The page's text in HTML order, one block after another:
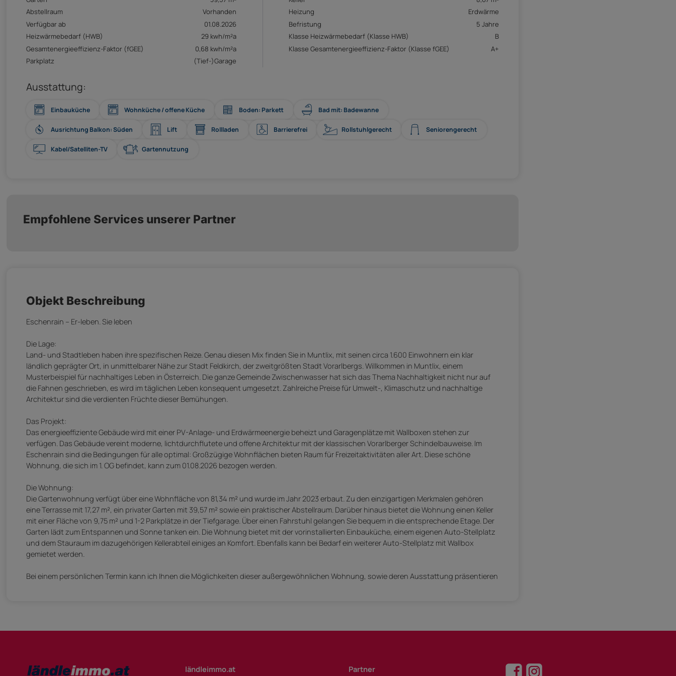
Abstellraum
Vorhanden Heizung
Erdwärme
Verfügbar ab
01.08.2026 Befristung
5 Jahre
Heizwärmebedarf (HWB)
29 kwh/m²a Klasse Heizwärmebedarf (Klasse HWB)
B
Gesamtenergieeffizienz-Faktor (fGEE)
0,68 kwh/m²a Klasse Gesamtenergieeffizienz-Faktor (Klasse fGEE)
A+
Parkplatz
(Tief-)Garage
Ausstattung:
Einbauküche Wohnküche / offene Küche Boden: Parkett Bad mit: Badewanne
Ausrichtung Balkon: Süden Lift Rollladen Barrierefrei Rollstuhlgerecht Seniorengerecht
Kabel/Satelliten-TV Gartennutzung
Empfohlene Services unserer Partner
Objekt Beschreibung
Eschenrain – Er-leben. Sie leben
Die Lage:
Land- und Stadtleben haben ihre spezifischen Reize. Genau diesen Mix finden Sie in Muntlix, mit seinen circa 1.600 Einwohnern ein klar
ländlich geprägter Ort, in unmittelbarer Nähe zur Stadt Feldkirch, der zweitgrößten Stadt Vorarlbergs. Willkommen in Muntlix, einem
Musterbeispiel für nachhaltiges Leben in Österreich. Die ganze Gemeinde Zwischenwasser hat sich das Thema Nachhaltigkeit nicht nur auf
die Fahnen geschrieben, es wird im täglichen Leben konsequent umgesetzt. Zahlreiche Preise für Umwelt-, Klimaschutz und nachhaltige
Architektur sind die verdienten Früchte dieser Bemühungen.
Das Projekt:
Das energieeffiziente Gebäude wird mit einer PV-Anlage- und Erdwärmeenergie beheizt und Garagenplätze mit Wallboxen stehen zur
verfügen. Das Gebäude vereint moderne, lichtdurchflutete und offene Architektur mit der klassischen Vorarlberger Schindelbauweise. Im
Eschenrain sind die Bedingungen für alle optimal: Großzügige Wohnflächen bieten Raum für Freizeitaktivitäten aller Art. Diese schöne
Wohnung, die sich im 1. OG befindet, kann zum 01.08.2026 bezogen werden.
Die Wohnung:
Die Gartenwohnung verfügt über eine Wohnfläche von 81,34 m² und wurde im Jahr 2023 erbaut. Zu den einzigartigen Merkmalen gehören
eine Terrasse mit 17,27 m², ein privater Garten mit 39,57 m² sowie ein praktischer Abstellraum. Darüber hinaus bietet die Wohnung einen Keller
mit einer Fläche von 9,75 m² und 1-2 Parkplätze in der Tiefgarage. Über einen Fahrstuhl gelangen Sie bequem in die entsprechende Etage. Der
Garten lädt zum Entspannen und Sonne tanken ein. Die Wohnung bietet mit der vorinstallierten Einbauküche, einem eigenen Auto-Stellplatz
und dem Stauraum im dazugehörigen Kellerabteil einiges an Komfort. Ebenfalls kann bei Bedarf ein weiterer Auto-Stellplatz mit Wallbox
gemietet werden.
Bei einem persönlichen Termin kann ich Ihnen die Möglichkeiten dieser außergewöhnlichen Wohnung, sowie deren Ausstattung präsentieren
ländleimmo.at Partner